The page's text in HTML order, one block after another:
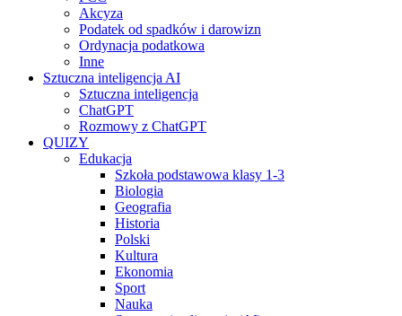
Akcyza
Podatek od spadków i darowizn
Ordynacja podatkowa
Inne
Sztuczna inteligencja AI
Sztuczna inteligencja
ChatGPT
Rozmowy z ChatGPT
QUIZY
Edukacja
Szkoła podstawowa klasy 1-3
Biologia
Geografia
Historia
Polski
Kultura
Ekonomia
Sport
Nauka